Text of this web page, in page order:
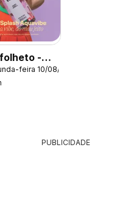
-
13
feira 10/08/2026
PUBLICIDADE